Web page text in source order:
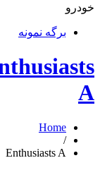
خودرو
برگه نمونه
A
Home
/
Enthusiasts A